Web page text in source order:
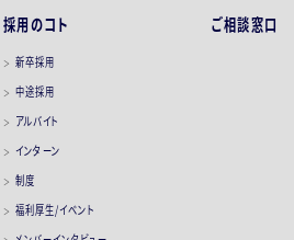
採用のコト
新卒採用
中途採用
アルバイト
インターン
制度
福利厚生/イベント
ご相談窓口